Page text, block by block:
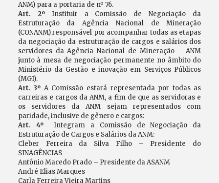
ANM) para a portaria de nº 76.
Art. 2º Instituir a Comissão de Negociação da
Estruturação da Agência Nacional de Mineração
(CONANM) responsável por acompanhar todas as etapas
da negociação da estruturação de cargos e salários dos
servidores da Agência Nacional de Mineração – ANM
junto à mesa de negociação permanente no âmbito do
Ministério da Gestão e inovação em Serviços Públicos
(MGI).
Art. 3º A Comissão estará representada por todas as
carreiras e cargos da ANM, a fim de que as servidoras e
os servidores da ANM sejam representados com
paridade, inclusive de gênero e cargos:
Art. 4ºIntegram a Comissão de Negociação da
Estruturação de Cargos e Salários da ANM:
Cleber Ferreira da Silva Filho – Presidente do
SINAGÊNCIAS
Antônio Macedo Prado – Presidente da ASANM
André Elias Marques
Carla Ferreira Vieira Martins